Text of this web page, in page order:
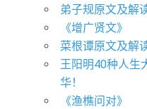
弟子规原文及解
《增广贤文》
菜根谭原文及解
王阳明40种人生
华！
《渔樵问对》